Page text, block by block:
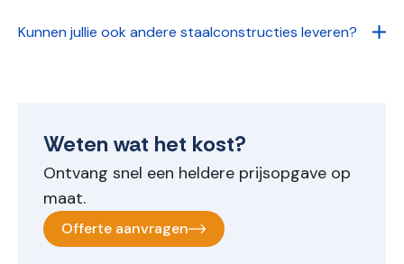
Kunnen jullie ook andere staalconstructies leveren?
Weten wat het kost?
Ontvang snel een heldere prijsopgave op
maat.
Offerte aanvragen